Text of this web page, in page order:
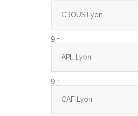
CROUS Lyon
9 -
APL Lyon
9 -
CAF Lyon